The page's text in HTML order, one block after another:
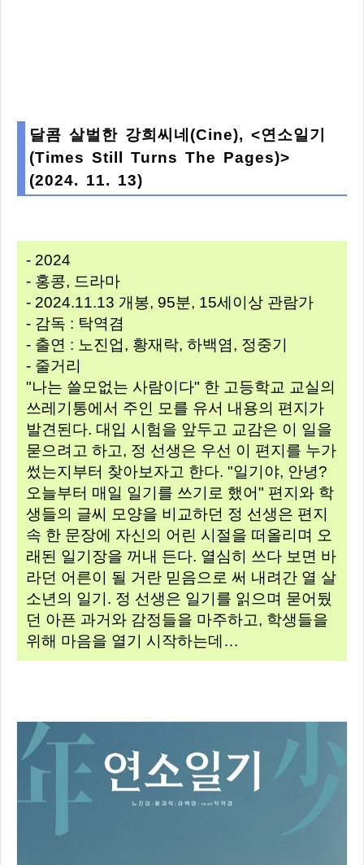
달콤 살벌한 강희씨네(Cine), <연소일기
(Times Still Turns The Pages)>
(2024. 11. 13)
- 2024
- 홍콩, 드라마
- 2024.11.13 개봉, 95분, 15세이상 관람가
- 감독 : 탁역겸
- 출연 : 노진업, 황재락, 하백염, 정중기
- 줄거리
"나는 쓸모없는 사람이다" 한 고등학교 교실의
쓰레기통에서 주인 모를 유서 내용의 편지가
발견된다. 대입 시험을 앞두고 교감은 이 일을
묻으려고 하고, 정 선생은 우선 이 편지를 누가
썼는지부터 찾아보자고 한다. "일기야, 안녕?
오늘부터 매일 일기를 쓰기로 했어" 편지와 학
생들의 글씨 모양을 비교하던 정 선생은 편지
속 한 문장에 자신의 어린 시절을 떠올리며 오
래된 일기장을 꺼내 든다. 열심히 쓰다 보면 바
라던 어른이 될 거란 믿음으로 써 내려간 열 살
소년의 일기. 정 선생은 일기를 읽으며 묻어뒀
던 아픈 과거와 감정들을 마주하고, 학생들을
위해 마음을 열기 시작하는데…